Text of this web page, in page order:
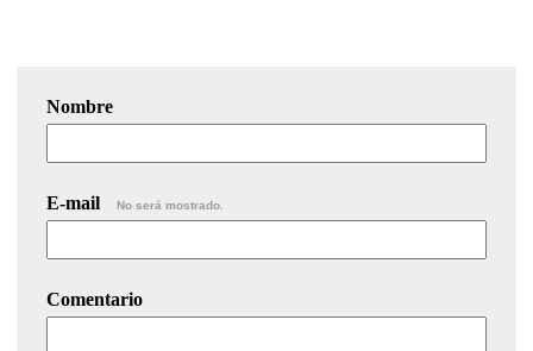
Nombre
E-mail No será mostrado.
Comentario